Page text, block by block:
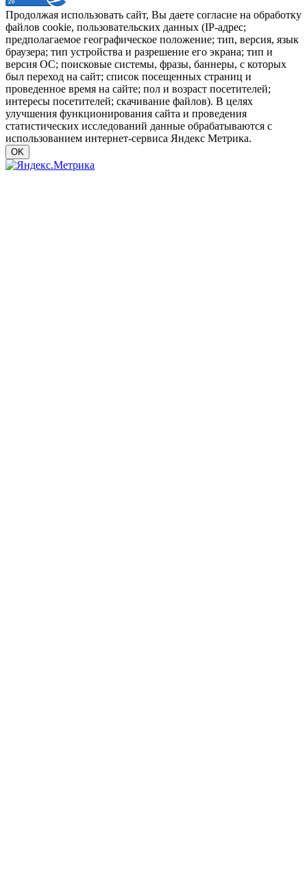
Продолжая использовать сайт, Вы даете согласие на обработку
файлов cookie, пользовательских данных (IP-адрес;
предполагаемое географическое положение; тип, версия, язык
браузера; тип устройства и разрешение его экрана; тип и
версия ОС; поисковые системы, фразы, баннеры, с которых
был переход на сайт; список посещенных страниц и
проведенное время на сайте; пол и возраст посетителей;
интересы посетителей; скачивание файлов). В целях
улучшения функционирования сайта и проведения
статистических исследований данные обрабатываются с
использованием интернет-сервиса Яндекс Метрика.
OK